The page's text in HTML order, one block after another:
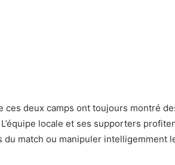
ces deux camps ont toujours montré
locale et ses supporters
match ou manipuler intelligemment